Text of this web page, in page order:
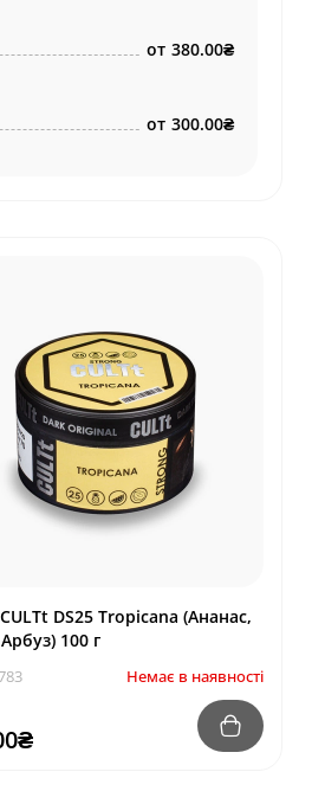
от 380.00₴
от 300.00₴
DS25 Tropicana (Ананас,
100 г
Немає в наявності